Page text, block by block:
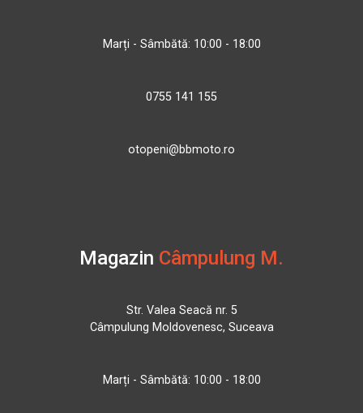
Marți - Sâmbătă: 10:00 - 18:00
0755 141 155
otopeni@bbmoto.ro
Magazin Câmpulung M.
Str. Valea Seacă nr. 5
Câmpulung Moldovenesc, Suceava
Marți - Sâmbătă: 10:00 - 18:00